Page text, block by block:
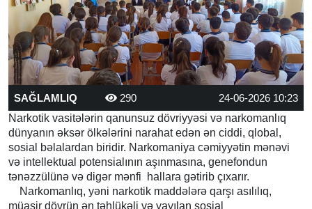
SAĞLAMLIQ 290
24-06-2026 10:23
Narkotik vasitələrin qanunsuz dövriyyəsi və narkomanlıq
dünyanın əksər ölkələrini narahat edən ən ciddi, qlobal,
sosial bəlalardan biridir. Narkomaniya cəmiyyətin mənəvi
və intellektual potensialının aşınmasına, genefondun
tənəzzülünə və digər mənfi hallara gətirib çıxarır.
Narkomanlıq, yəni narkotik maddələrə qarşı asılılıq,
müasir dövrün ən təhlükəli və yayılan sosial